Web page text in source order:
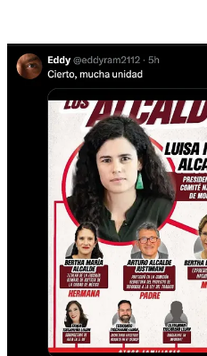
Compartir
Discusión sobre este post